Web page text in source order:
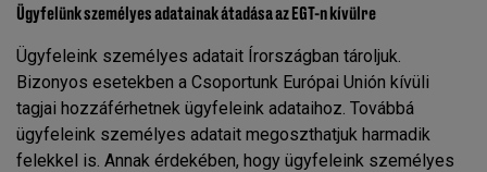
Ügyfelünk személyes adatainak átadása az EGT-n kívülre
Ügyfeleink személyes adatait Írországban tároljuk.
Bizonyos esetekben a Csoportunk Európai Unión kívüli
tagjai hozzáférhetnek ügyfeleink adataihoz. Továbbá
ügyfeleink személyes adatait megoszthatjuk harmadik
felekkel is. Annak érdekében, hogy ügyfeleink személyes